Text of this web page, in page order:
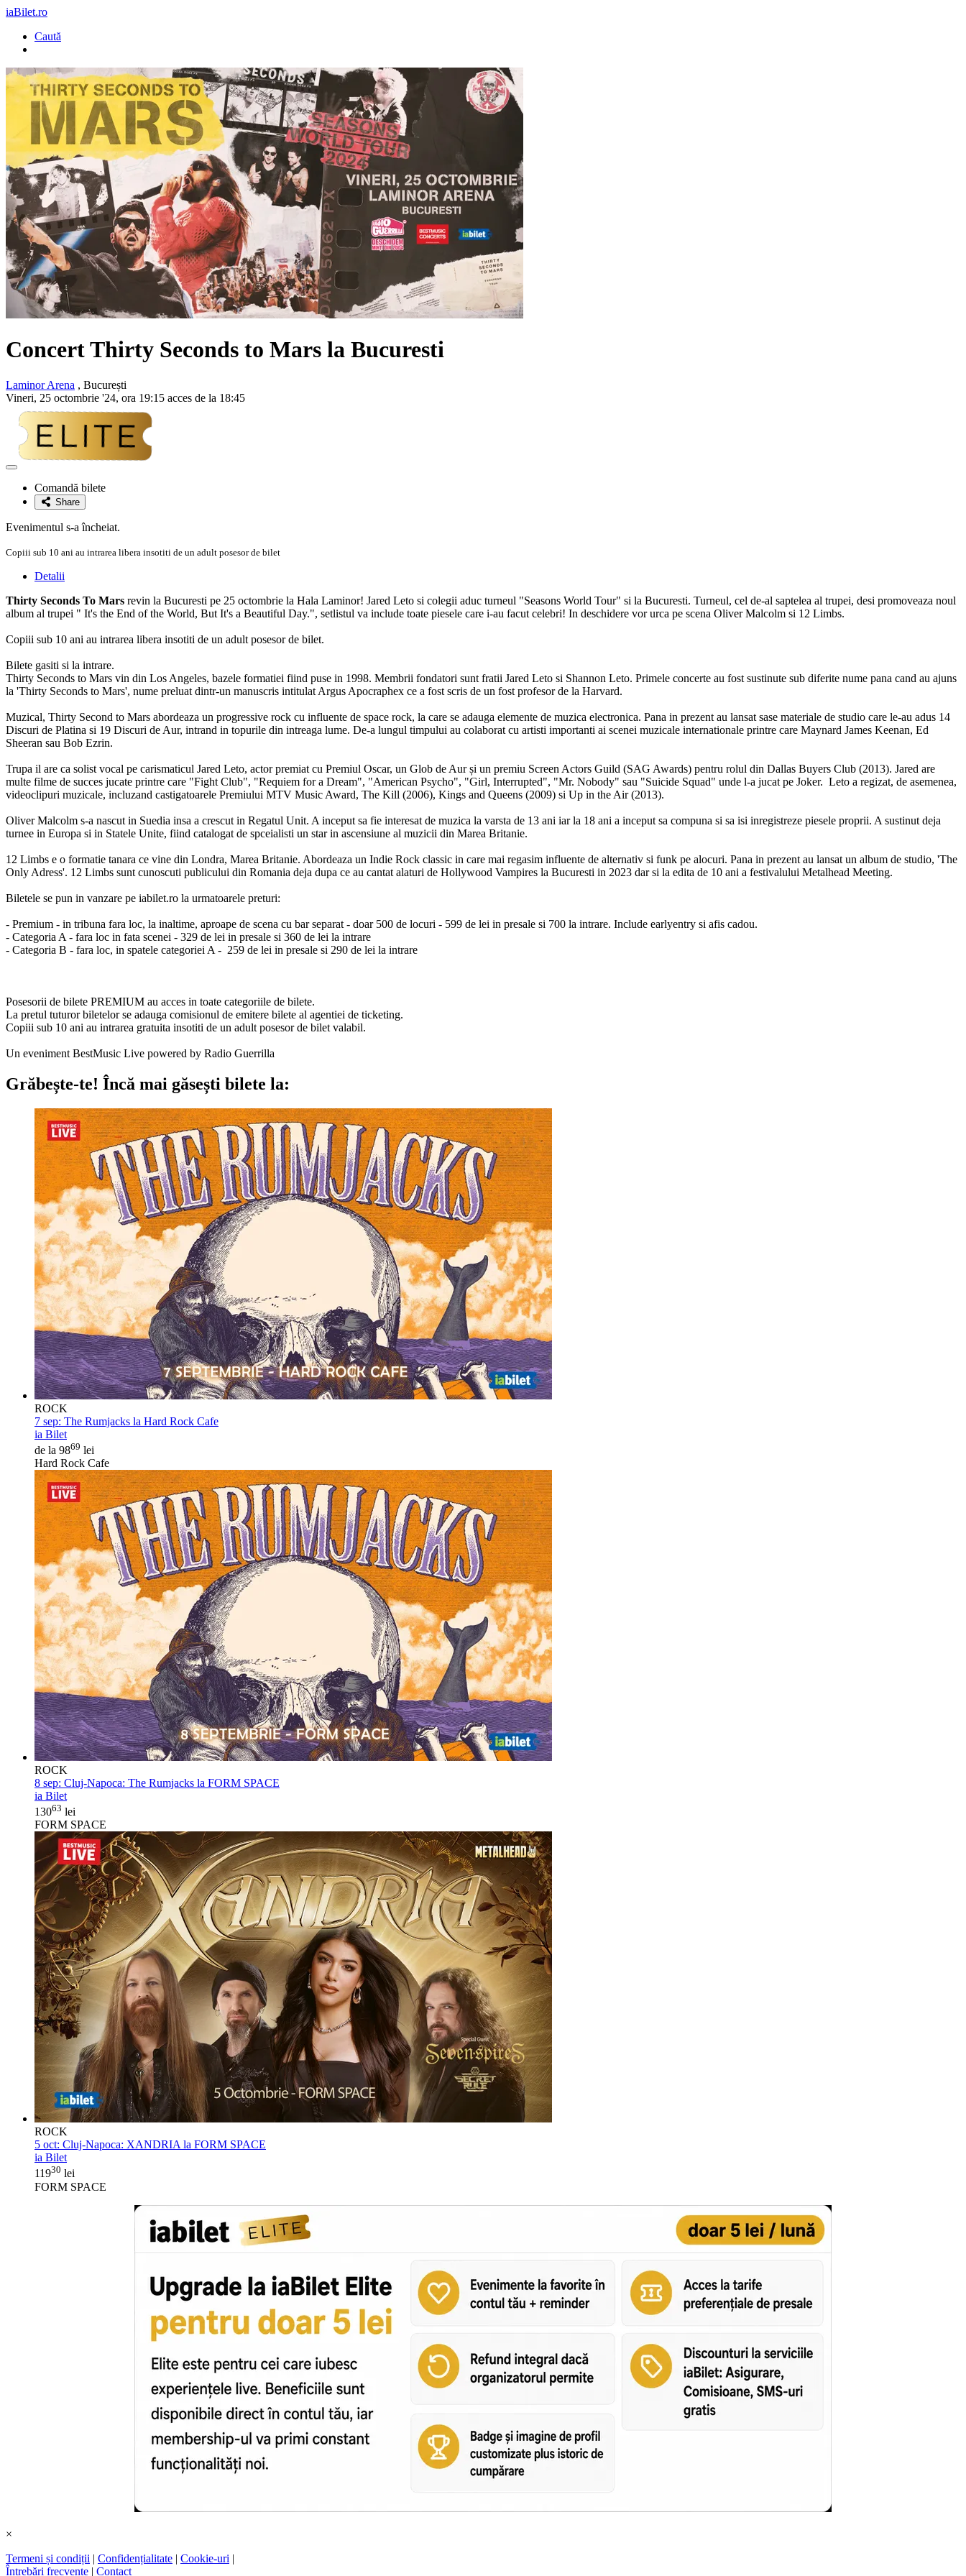
iaBilet.ro
Caută
Concert Thirty Seconds to Mars la Bucuresti
Laminor Arena , București
Vineri, 25 octombrie '24, ora 19:15 acces de la 18:45
Adaugă
favoriteComandă bilete
Share
Evenimentul s-a încheiat.
Copiii sub 10 ani au intrarea libera insotiti de un adult posesor de bilet
Detalii
Thirty Seconds To Mars revin la Bucuresti pe 25 octombrie la Hala Laminor! Jared Leto si colegii aduc turneul "Seasons World Tour" si la Bucuresti. Turneul, cel de-al saptelea al trupei, desi promoveaza noul
album al trupei " It's the End of the World, But It's a Beautiful Day.", setlistul va include toate piesele care i-au facut celebri! In deschidere vor urca pe scena Oliver Malcolm si 12 Limbs.
Copiii sub 10 ani au intrarea libera insotiti de un adult posesor de bilet.
Bilete gasiti si la intrare.
Thirty Seconds to Mars vin din Los Angeles, bazele formatiei fiind puse in 1998. Membrii fondatori sunt fratii Jared Leto si Shannon Leto. Primele concerte au fost sustinute sub diferite nume pana cand au ajuns
la 'Thirty Seconds to Mars', nume preluat dintr-un manuscris intitulat Argus Apocraphex ce a fost scris de un fost profesor de la Harvard.
Muzical, Thirty Second to Mars abordeaza un progressive rock cu influente de space rock, la care se adauga elemente de muzica electronica. Pana in prezent au lansat sase materiale de studio care le-au adus 14
Discuri de Platina si 19 Discuri de Aur, intrand in topurile din intreaga lume. De-a lungul timpului au colaborat cu artisti importanti ai scenei muzicale internationale printre care Maynard James Keenan, Ed
Sheeran sau Bob Ezrin.
Trupa il are ca solist vocal pe carismaticul Jared Leto, actor premiat cu Premiul Oscar, un Glob de Aur și un premiu Screen Actors Guild (SAG Awards) pentru rolul din Dallas Buyers Club (2013). Jared are
multe filme de succes jucate printre care "Fight Club", "Requiem for a Dream", "American Psycho", "Girl, Interrupted", "Mr. Nobody" sau "Suicide Squad" unde l-a jucat pe Joker. Leto a regizat, de asemenea,
videoclipuri muzicale, incluzand castigatoarele Premiului MTV Music Award, The Kill (2006), Kings and Queens (2009) si Up in the Air (2013).
Oliver Malcolm s-a nascut in Suedia insa a crescut in Regatul Unit. A inceput sa fie interesat de muzica la varsta de 13 ani iar la 18 ani a inceput sa compuna si sa isi inregistreze piesele proprii. A sustinut deja
turnee in Europa si in Statele Unite, fiind catalogat de spceialisti un star in ascensiune al muzicii din Marea Britanie.
12 Limbs e o formatie tanara ce vine din Londra, Marea Britanie. Abordeaza un Indie Rock classic in care mai regasim influente de alternativ si funk pe alocuri. Pana in prezent au lansat un album de studio, 'The
Only Adress'. 12 Limbs sunt cunoscuti publicului din Romania deja dupa ce au cantat alaturi de Hollywood Vampires la Bucuresti in 2023 dar si la edita de 10 ani a festivalului Metalhead Meeting.
Biletele se pun in vanzare pe iabilet.ro la urmatoarele preturi:
- Premium - in tribuna fara loc, la inaltime, aproape de scena cu bar separat - doar 500 de locuri - 599 de lei in presale si 700 la intrare. Include earlyentry si afis cadou.
- Categoria A - fara loc in fata scenei - 329 de lei in presale si 360 de lei la intrare
- Categoria B - fara loc, in spatele categoriei A - 259 de lei in presale si 290 de lei la intrare
Posesorii de bilete PREMIUM au acces in toate categoriile de bilete.
La pretul tuturor biletelor se adauga comisionul de emitere bilete al agentiei de ticketing.
Copiii sub 10 ani au intrarea gratuita insotiti de un adult posesor de bilet valabil.
Un eveniment BestMusic Live powered by Radio Guerrilla
Grăbește-te! Încă mai găsești bilete la:
ROCK
7 sep: The Rumjacks la Hard Rock Cafe
ia Bilet
de la 9869 lei
Hard Rock Cafe
ROCK
8 sep: Cluj-Napoca: The Rumjacks la FORM SPACE
ia Bilet
13063 lei
FORM SPACE
ROCK
5 oct: Cluj-Napoca: XANDRIA la FORM SPACE
ia Bilet
11930 lei
FORM SPACE
×
Termeni și condiții | Confidențialitate | Cookie-uri |
Întrebări frecvente | Contact